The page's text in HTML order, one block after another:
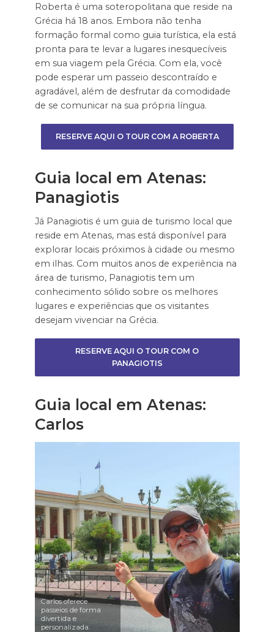
Roberta é uma soteropolitana que reside na
Grécia há 18 anos. Embora não tenha
formação formal como guia turística, ela está
pronta para te levar a lugares inesquecíveis
em sua viagem pela Grécia. Com ela, você
pode esperar um passeio descontraído e
agradável, além de desfrutar da comodidade
de se comunicar na sua própria língua.
RESERVE AQUI O TOUR COM A ROBERTA
Guia local em Atenas:
Panagiotis
Já Panagiotis é um guia de turismo local que
reside em Atenas, mas está disponível para
explorar locais próximos à cidade ou mesmo
em ilhas. Com muitos anos de experiência na
área de turismo, Panagiotis tem um
conhecimento sólido sobre os melhores
lugares e experiências que os visitantes
desejam vivenciar na Grécia.
RESERVE AQUI O TOUR COM O
PANAGIOTIS
Guia local em Atenas:
Carlos
Carlos oferece
passeios de forma
divertida e
personalizada.